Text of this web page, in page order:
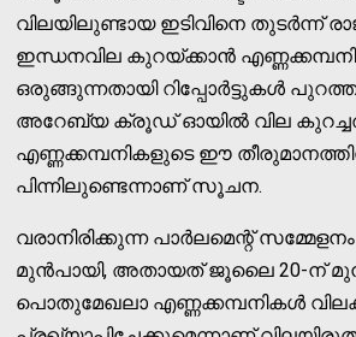
വിലയിലുണ്ടായ ഇടിവിനെ തുടർന്ന്
ഇന്ധനവില കുറയ്ക്കാൻ
ഒരുങ്ങുന്നതായി റിപ്പോർട്ടുകൾ
അറേബ്യ ക്രൂഡ് ഓയിൽ വില
എണ്ണക്കമ്പനികളുടെ ഈ
പിന്നിലുണ്ടെന്നാണ് സൂചന.
വരാനിരിക്കുന്ന പാർലമെന്റ്
മുൻപായി, അതായത് ജൂലൈ 20-ന്
പൊതുമേഖലാ എണ്ണക്കമ്പനികൾ